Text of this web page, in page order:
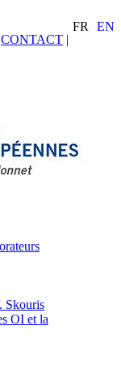
FR
EN
CONTACT |
Skouris
OI et la